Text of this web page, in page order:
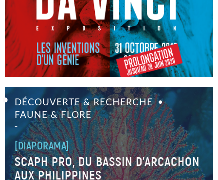
DÉCOUVERTE & RECHERCHE
FAUNE & FLORE
–
[DIAPORAMA]
SCAPH PRO, DU BASSIN D’ARCACHON
AUX PHILIPPINES